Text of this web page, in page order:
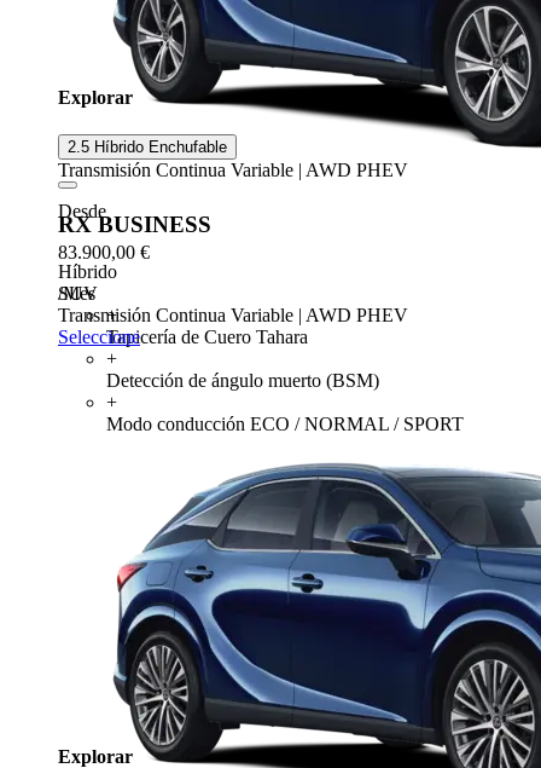
RX BUSINESS
Híbrido
SUV
+
Tapicería de Cuero Tahara
+
Detección de ángulo muerto (BSM)
+
Modo conducción ECO / NORMAL / SPORT
Explorar
2.5 Híbrido Enchufable
Transmisión Continua Variable | AWD PHEV
Desde
83.900,00 €
/Mes
Transmisión Continua Variable | AWD PHEV
Seleccione
Explorar